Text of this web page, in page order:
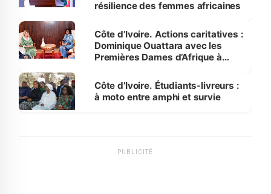
résilience des femmes africaines
Côte d’Ivoire. Actions caritatives :
Dominique Ouattara avec les
Premières Dames d’Afrique à
Côte d’Ivoire. Étudiants-livreurs :
à moto entre amphi et survie
PUBLICITÉ